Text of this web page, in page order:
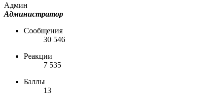
Админ
Администратор
Сообщения
30 546
Реакции
7 535
Баллы
13